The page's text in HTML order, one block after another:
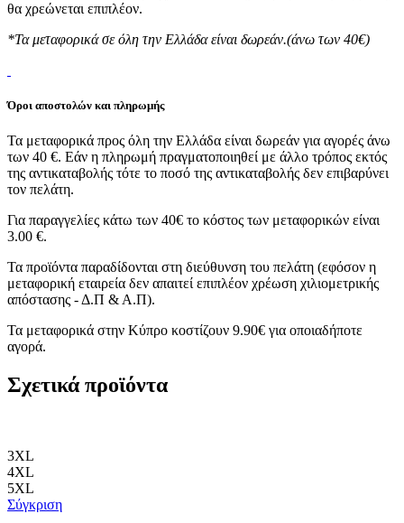
θα χρεώνεται επιπλέον.
*Τα μεταφορικά σε όλη την Ελλάδα είναι δωρεάν.(άνω των 40€)
Όροι αποστολών και πληρωμής
Τα μεταφορικά προς όλη την Ελλάδα είναι δωρεάν για αγορές άνω
των 40 €. Εάν η πληρωμή πραγματοποιηθεί με άλλο τρόπος εκτός
της αντικαταβολής τότε το ποσό της αντικαταβολής δεν επιβαρύνει
τον πελάτη.
Για παραγγελίες κάτω των 40€ το κόστος των μεταφορικών είναι
3.00 €.
Τα προϊόντα παραδίδονται στη διεύθυνση του πελάτη (εφόσον η
μεταφορική εταιρεία δεν απαιτεί επιπλέον χρέωση χιλιομετρικής
απόστασης - Δ.Π & Α.Π).
Τα μεταφορικά στην Κύπρο κοστίζουν 9.90€ για οποιαδήποτε
αγορά.
Σχετικά προϊόντα
3XL
4XL
5XL
Σύγκριση